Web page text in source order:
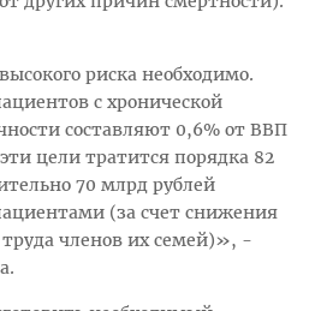
риска необходимо.
с хронической
составляют 0,6% от ВВП
цели тратится порядка 82
70 млрд рублей
(за счет снижения
членов их семей)», -